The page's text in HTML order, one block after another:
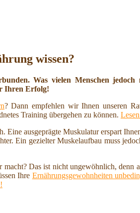
wissen?
Was vielen Menschen
Ihren Erfolg!
? Dann empfehlen wir Ihnen unseren
Training übergehen zu können.
ausgeprägte Muskulatur erspart
Ein gezielter Muskelaufbau muss
Das ist nicht ungewöhnlich,
Ihre Ernährungsgewohnheiten